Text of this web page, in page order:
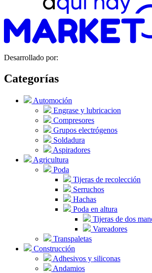
Desarrollado por:
Categorías
Automoción
Engrase y lubricacion
Compresores
Grupos electrógenos
Soldadura
Aspiradores
Agricultura
Poda
Tijeras de recolección
Serruchos
Hachas
Poda en altura
Tijeras de dos
Vareadores
Transpaletas
Construcción
Adhesivos y siliconas
Andamios